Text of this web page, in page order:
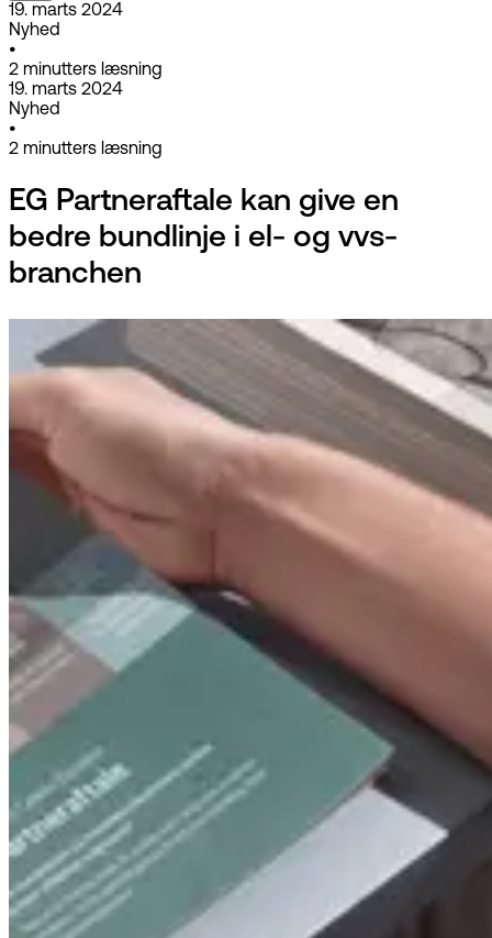
19. marts 2024
Nyhed
•
2 minutters læsning
19. marts 2024
Nyhed
•
2 minutters læsning
EG Partneraftale kan give en
bedre bundlinje i el- og vvs-
branchen